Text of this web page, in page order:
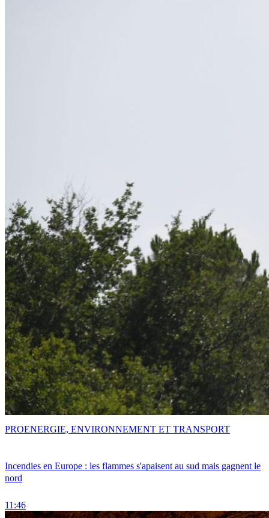
Incendies en Europe : les flammes s'apaisent au sud mais gagnent le
nord
11:46
PROENERGIE, ENVIRONNEMENT ET TRANSPORT